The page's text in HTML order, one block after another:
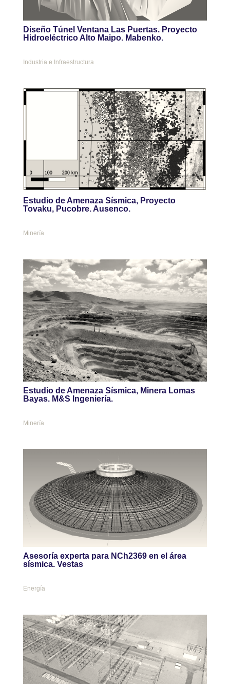
Diseño Túnel Ventana Las Puertas. Proyecto
Hidroeléctrico Alto Maipo. Mabenko.
Industria e Infraestructura
Estudio de Amenaza Sísmica, Proyecto
Tovaku, Pucobre. Ausenco.
Minería
Estudio de Amenaza Sísmica, Minera Lomas
Bayas. M&S Ingeniería.
Minería
Asesoría experta para NCh2369 en el área
sísmica. Vestas
Energía